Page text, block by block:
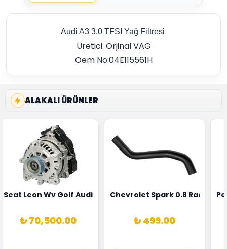
Audi A3 3.0 TFSI Yağ Filtresi
Üretici: Orjinal VAG
Oem No:04E115561H
ALAKALI ÜRÜNLER
Sensörü Bosch Marka 1628HN-0258010081
Seat Leon Wv Golf Audi A3 Şarj Alternatörü Valeo Marka
₺ 70,500.00
Chevrolet Spark 0.8 Radyatör
₺ 499.00